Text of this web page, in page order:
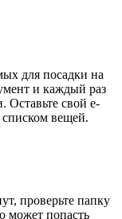
для посадки на
и каждый раз
Оставьте свой e-
вещей.
проверьте папку
может попасть